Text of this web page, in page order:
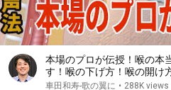
本場のプロが伝授！喉の本
す！喉の下げ方！喉の開け
車田和寿-歌の翼に • 288K views